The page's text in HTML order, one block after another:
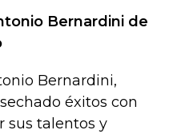
Bernardini de
Bernardini,
éxitos con
sus talentos y